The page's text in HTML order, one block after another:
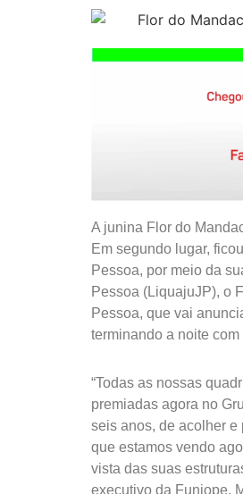
A junina Flor do
Em segundo lugar,
Pessoa, por meio da
Pessoa (LiquajuJP), o
Pessoa, que vai
terminando a noite
“Todas as nossas
premiadas agora no
seis anos, de acolher
que estamos vendo
vista das suas
executivo da Funjope,